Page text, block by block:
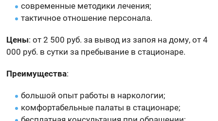
современные методики лечения;
тактичное отношение персонала.
Цены: от 2 500 руб. за вывод из запоя на дому, от 4
000 руб. в сутки за пребывание в стационаре.
Преимущества:
большой опыт работы в наркологии;
комфортабельные палаты в стационаре;